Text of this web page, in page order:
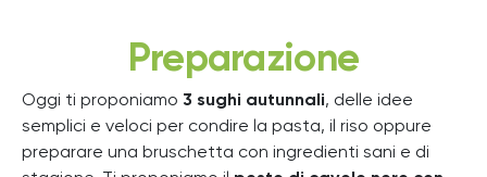
Preparazione
Oggi ti proponiamo 3 sughi autunnali, delle idee
semplici e veloci per condire la pasta, il riso oppure
preparare una bruschetta con ingredienti sani e di